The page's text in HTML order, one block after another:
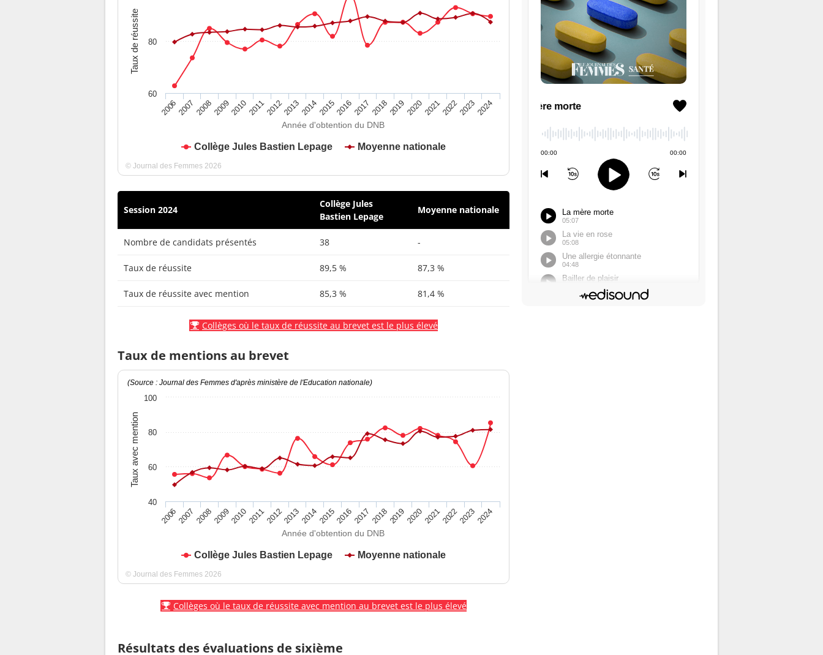
Année d'obtention du DNB
Taux de réussite
Collège Jules Bastien Lepage Moyenne nationale
2006200720082009201020112012201320142015201620172018201920202021202220232024
60
80
© Journal des Femmes 2026
Session 2024
Collège Jules
Bastien Lepage
Moyenne nationale
Nombre de candidats présentés 38 -
Taux de réussite 89,5 % 87,3 %
Taux de réussite avec mention 85,3 % 81,4 %
Collèges où le taux de réussite au brevet est le plus élevé
Taux de mentions au brevet
Année d'obtention du DNB
Taux avec mention
(Source : Journal des Femmes d'après ministère de l'Education nationale)
Collège Jules Bastien Lepage Moyenne nationale
2006200720082009201020112012201320142015201620172018201920202021202220232024
40
60
80
100
© Journal des Femmes 2026
Collèges où le taux de réussite avec mention au brevet est le plus élevé
Résultats des évaluations de sixième